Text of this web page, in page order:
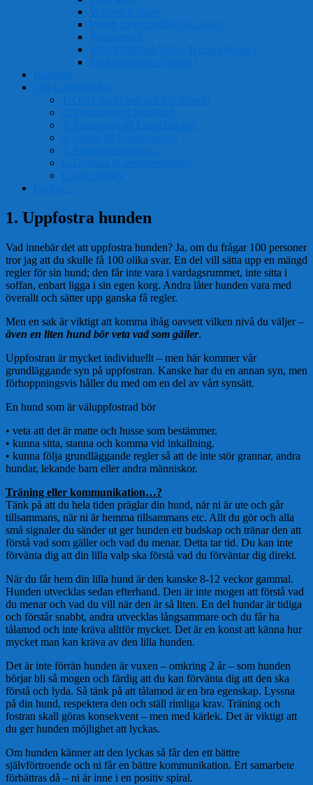
1. Uppfostra hunden
Vad innebär det att uppfostra hunden? Ja, om du frågar 100 personer
tror jag att du skulle få 100 olika svar. En del vill sätta upp en mängd
regler för sin hund; den får inte vara i vardagsrummet, inte sitta i
soffan, enbart ligga i sin egen korg. Andra låter hunden vara med
överallt och sätter upp ganska få regler.
Men en sak är viktigt att komma ihåg oavsett vilken nivå du väljer –
även en liten hund bör veta vad som gäller.
Uppfostran är mycket individuellt – men här kommer vår
grundläggande syn på uppfostran. Kanske har du en annan syn, men
förhoppningsvis håller du med om en del av vårt synsätt.
En hund som är väluppfostrad bör
• veta att det är matte och husse som bestämmer.
• kunna sitta, stanna och komma vid inkallning.
• kunna följa grundläggande regler så att de inte stör grannar, andra
hundar, lekande barn eller andra människor.
Träning eller kommunikation…?
Tänk på att du hela tiden präglar din hund, när ni är ute och går
tillsammans, när ni är hemma tillsammans etc. Allt du gör och alla
små signaler du sänder ut ger hunden ett budskap och tränar den att
förstå vad som gäller och vad du menar. Detta tar tid. Du kan inte
förvänta dig att din lilla valp ska förstå vad du förväntar dig direkt.
När du får hem din lilla hund är den kanske 8-12 veckor gammal.
Hunden utvecklas sedan efterhand. Den är inte mogen att förstå vad
du menar och vad du vill när den är så liten. En del hundar är tidiga
och förstår snabbt, andra utvecklas långsammare och du får ha
tålamod och inte kräva alltför mycket. Det är en konst att känna hur
mycket man kan kräva av den lilla hunden.
Det är inte förrän hunden är vuxen – omkring 2 år – som hunden
börjar bli så mogen och färdig att du kan förvänta dig att den ska
förstå och lyda. Så tänk på att tålamod är en bra egenskap. Lyssna
på din hund, respektera den och ställ rimliga krav. Träning och
fostran skall göras konsekvent – men med kärlek. Det är viktigt att
du ger hunden möjlighet att lyckas.
Om hunden känner att den lyckas så får den ett bättre
självförtroende och ni får en bättre kommunikation. Ert samarbete
förbättras då – ni är inne i en positiv spiral.